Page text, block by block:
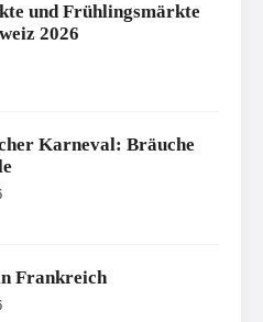
und Frühlingsmärkte
2026
Karneval: Bräuche
Frankreich